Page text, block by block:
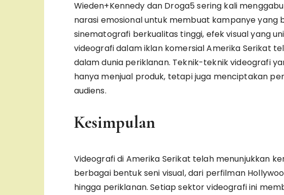
Wieden+Kennedy dan Droga5 sering kali
narasi emosional untuk membuat kampanye yang
sinematografi berkualitas tinggi, efek visual yang
videografi dalam iklan komersial Amerika Serikat
dalam dunia periklanan. Teknik-teknik videografi
hanya menjual produk, tetapi juga menciptakan
audiens.
Kesimpulan
Videografi di Amerika Serikat telah menunjukkan
berbagai bentuk seni visual, dari perfilman
hingga periklanan. Setiap sektor videografi ini